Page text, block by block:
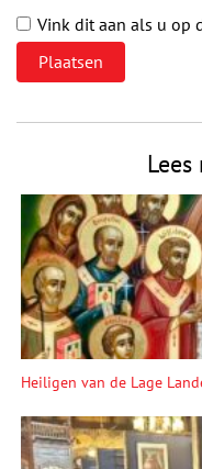
Vink dit aan als u op
Heiligen van de Lage